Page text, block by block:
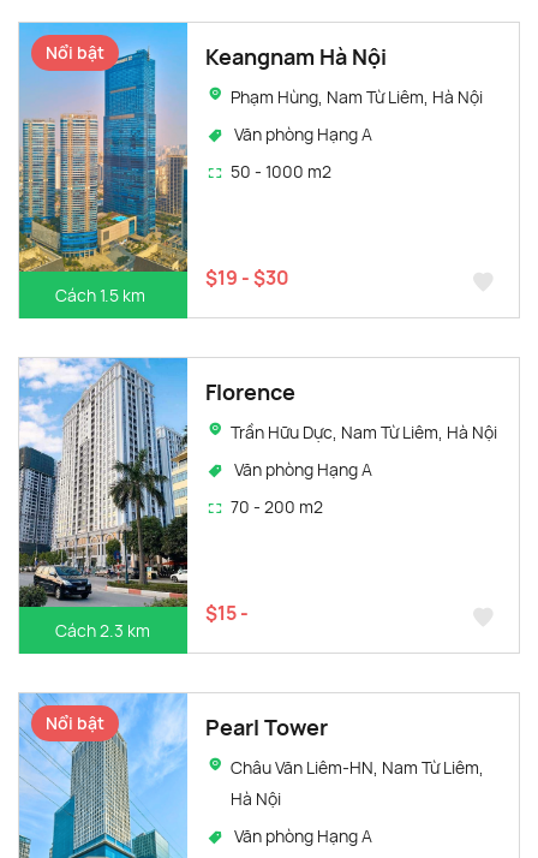
Cách 1.5 km
Nổi bật Keangnam Hà Nội
Phạm Hùng, Nam Từ Liêm, Hà Nội
Văn phòng Hạng A
50 - 1000 m2
$19 - $30
Cách 2.3 km
Florence
Trần Hữu Dực, Nam Từ Liêm, Hà Nội
Văn phòng Hạng A
70 - 200 m2
$15 -
Nổi bật Pearl Tower
Châu Văn Liêm-HN, Nam Từ Liêm,
Hà Nội
Văn phòng Hạng A